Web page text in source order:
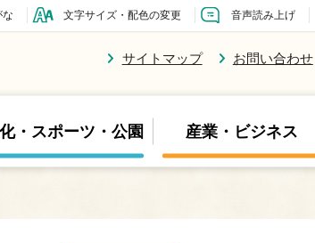
な 文字サイズ・配色の変更 音声読み上げ
サイトマップ お問い合わせ
・スポーツ・公園 産業・ビジネス